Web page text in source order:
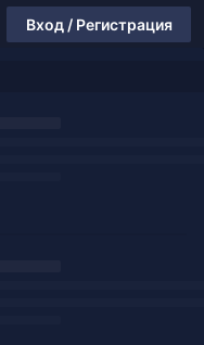
Вход / Регистрация